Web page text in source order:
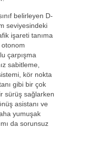
belirleyen D-
seviyesindeki
işareti tanıma
otonom
çarpışma
sabitleme,
kör nokta
gibi bir çok
sürüş sağlarken
asistanı ve
yumuşak
da sorunsuz